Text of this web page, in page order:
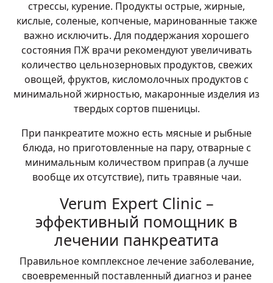
стрессы, курение. Продукты острые, жирные,
кислые, соленые, копченые, маринованные также
важно исключить. Для поддержания хорошего
состояния ПЖ врачи рекомендуют увеличивать
количество цельнозерновых продуктов, свежих
овощей, фруктов, кисломолочных продуктов с
минимальной жирностью, макаронные изделия из
твердых сортов пшеницы.
При панкреатите можно есть мясные и рыбные
блюда, но приготовленные на пару, отварные с
минимальным количеством приправ (а лучше
вообще их отсутствие), пить травяные чаи.
Verum Expert Clinic –
эффективный помощник в
лечении панкреатита
Правильное комплексное лечение заболевание,
своевременный поставленный диагноз и ранее